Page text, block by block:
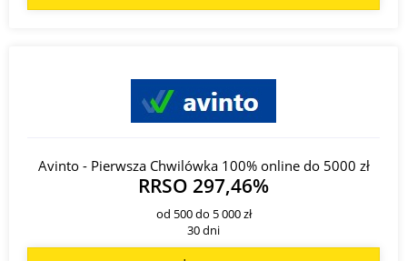
Avinto - Pierwsza Chwilówka 100% online do 5000 zł
RRSO 297,46%
od 500 do 5 000 zł
30 dni